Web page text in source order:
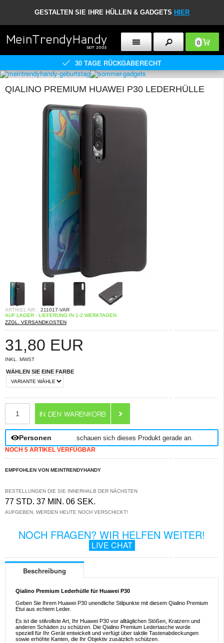
GESTALTEN SIE IHRE HÜLLEN & GADGETS HIER
0
30 TAGE RÜCKGABERECHT
QIALINO PREMIUM HUAWEI P30 LEDERHÜLLE
ARTIKEL-NR.: 211017-VAR
AUF LAGER - LIEFERUNG IN 1-2 WERKTAGEN
ZZGL. VERSANDKOSTEN
31,80 EUR
INKL. MWST
WÄHLEN SIE EINE FARBE
Personen schauen sich dieses Produkt gerade an.
NOCH 5 ARTIKEL VERFÜGBAR
EMPFOHLEN VON MEINTRENDYHANDY
BESTELLUNGEN DIE SIE INNERHALB DER NÄCHSTEN
77 STD. 37 MIN. 06 SEK.
AUFGEBEN, WERDEN HEUTE NOCH VERSCHICKT!
NOCH FRAGEN? WIR HELFEN WEITER!
LIVE CHAT
Beschreibung
Qialino Premium Lederhülle für Huawei P30
Geben Sie Ihrem Huawei P30 unendliche Stilpunkte mit diesem Qialino Premium
Etui aus echtem Leder.
Es ist die stilvollste Art, Ihr Huawei P30 vor alltäglichen Stößen, Kratzern und
anderen Schäden zu schützen. Die Qialino Premium Ledertasche wurde
speziell für Ihr Gerät entwickelt und verfügt über taktile Tastenabdeckungen
sowie erhöhte Kanten, die Ihr Objektiv zusätzlich schützen.